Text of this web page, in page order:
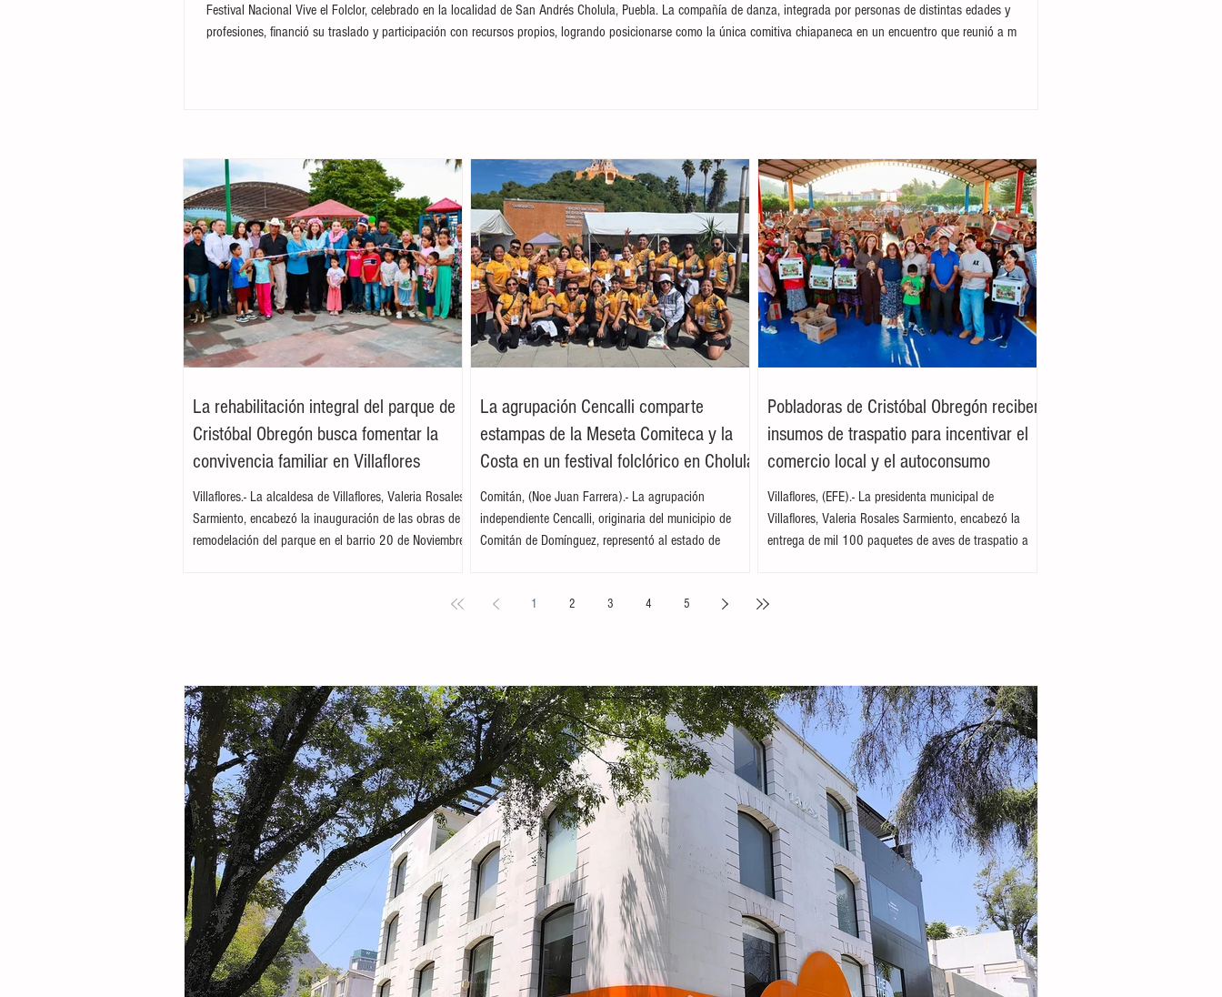
Festival Nacional Vive el Folclor, celebrado en la localidad de San Andrés Cholula, Puebla. La compañía de danza, integrada por personas de distintas edades y
profesiones, financió su traslado y participación con recursos propios, logrando posicionarse como la única comitiva chiapaneca en un encuentro que reunió a m
La rehabilitación integral del parque de
Cristóbal Obregón busca fomentar la
convivencia familiar en Villaflores
Villaflores.- La alcaldesa de Villaflores, Valeria Rosales
Sarmiento, encabezó la inauguración de las obras de
remodelación del parque en el barrio 20 de Noviembre,
Sarmiento Tovilla, así como por autoridades locales y
recreaci
La agrupación Cencalli comparte
estampas de la Meseta Comiteca y la
Costa en un festival folclórico en Cholula
Comitán, (Noe Juan Farrera).- La agrupación
independiente Cencalli, originaria del municipio de
Comitán de Domínguez, representó al estado de
Puebla. La compañía de danza, integrada por personas
encuentro que reunió a m
Pobladoras de Cristóbal Obregón reciben
insumos de traspatio para incentivar el
comercio local y el autoconsumo
Villaflores, (EFE).- La presidenta municipal de
Villaflores, Valeria Rosales Sarmiento, encabezó la
entrega de mil 100 paquetes de aves de traspatio a
Tovilla, la alcaldesa destacó que el esquema busca
huevo y carne
1 2 3 4 5